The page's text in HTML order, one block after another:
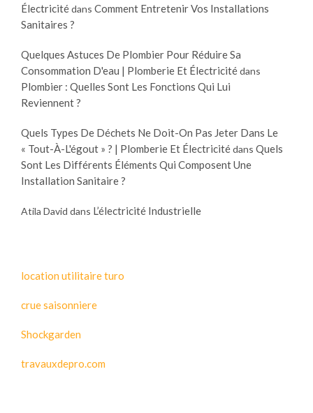
Électricitédans Comment Entretenir Vos Installations
Sanitaires ?
Quelques Astuces De Plombier Pour Réduire Sa
Consommation D'eau | Plomberie Et Électricitédans
Plombier : Quelles Sont Les Fonctions Qui Lui
Reviennent ?
Quels Types De Déchets Ne Doit-On Pas Jeter Dans Le
« Tout-À-L'égout » ? | Plomberie Et Électricitédans Quels
Sont Les Différents Éléments Qui Composent Une
Installation Sanitaire ?
Atila David dans L’électricité Industrielle
location utilitaire turo
crue saisonniere
Shockgarden
travauxdepro.com